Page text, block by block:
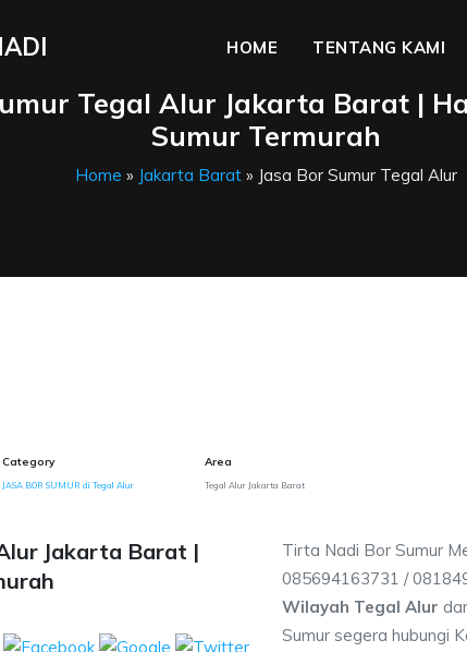
HOME TENTANG KAMI
Tegal Alur Jakarta Barat |
Sumur Termurah
Home » Jakarta Barat» Jasa Bor Sumur Tegal Alur
Category
JASA BOR SUMUR di Tegal Alur
Area
Tegal Alur Jakarta Barat
Jakarta Barat |
Tirta Nadi Bor Sumur
085694163731 /
Wilayah Tegal Alur
Sumur segera hubungi